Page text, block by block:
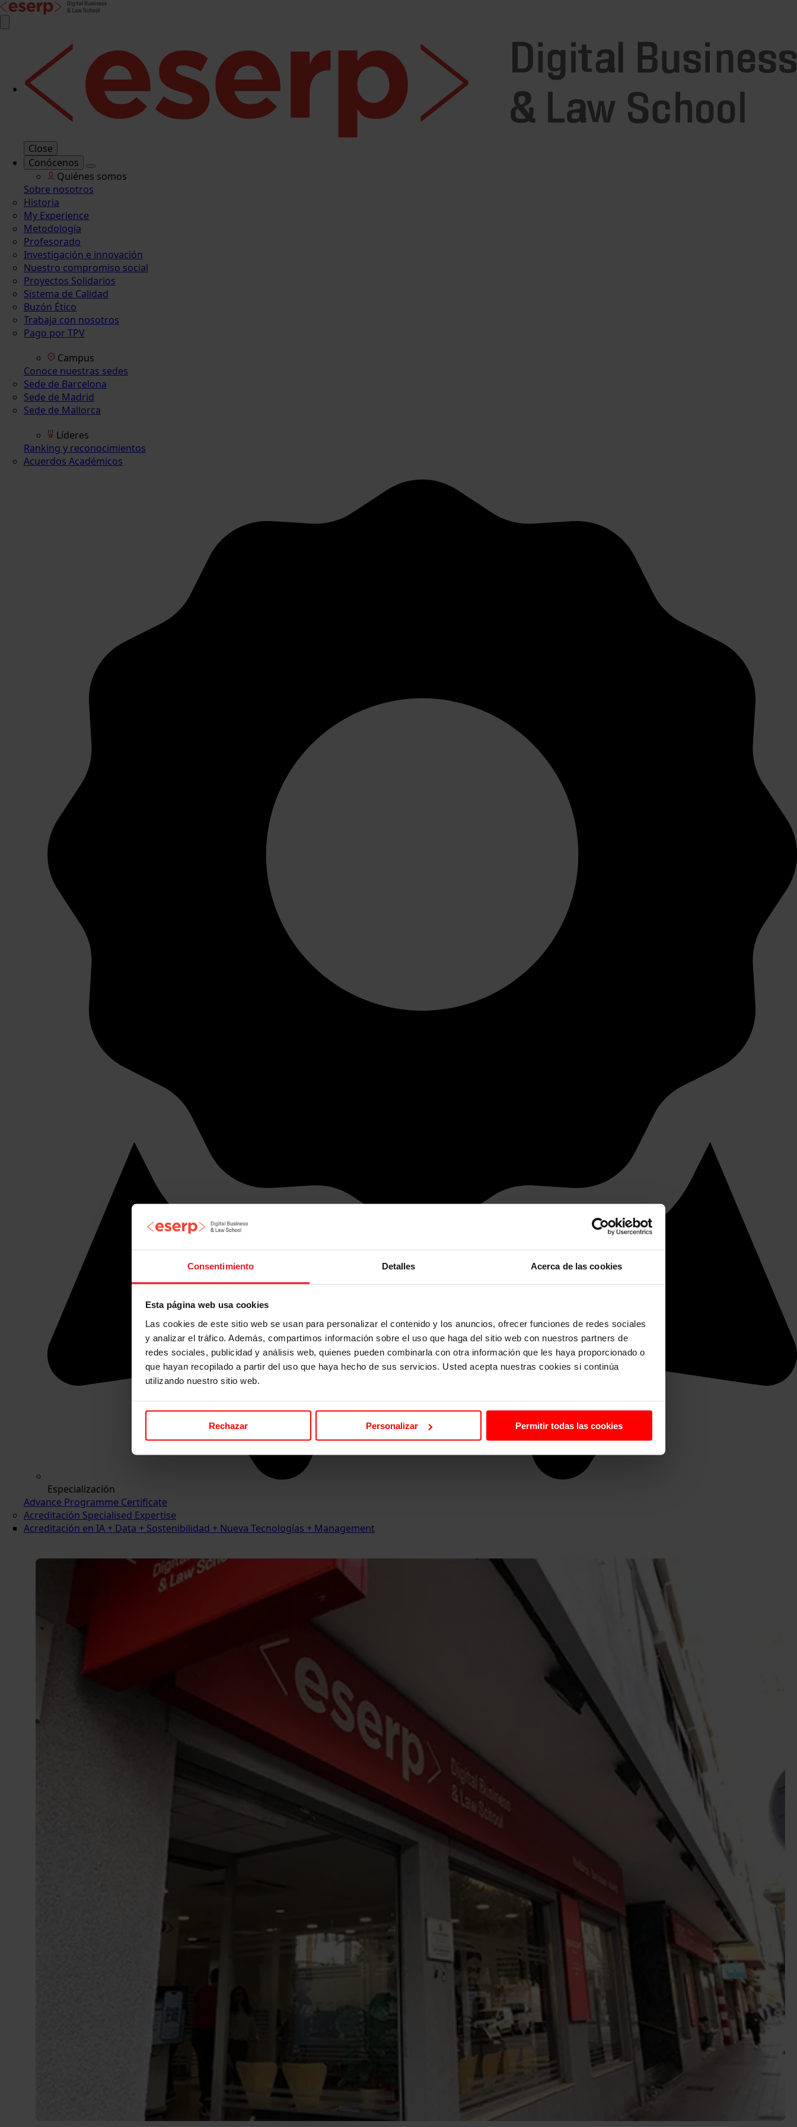
Consentimiento Detalles Acerca de las cookies
Esta página web usa cookies
Las cookies de este sitio web se usan para personalizar el contenido y los anuncios, ofrecer funciones de redes sociales
y analizar el tráfico. Además, compartimos información sobre el uso que haga del sitio web con nuestros partners de
redes sociales, publicidad y análisis web, quienes pueden combinarla con otra información que les haya proporcionado o
que hayan recopilado a partir del uso que haya hecho de sus servicios. Usted acepta nuestras cookies si continúa
utilizando nuestro sitio web.
Rechazar Personalizar Permitir todas las cookies
Close
Conócenos
Quiénes somos
Sobre nosotros
Historia
My Experience
Metodología
Profesorado
Investigación e innovación
Nuestro compromiso social
Proyectos Solidarios
Sistema de Calidad
Buzón Ético
Trabaja con nosotros
Pago por TPV
Campus
Conoce nuestras sedes
Sede de Barcelona
Sede de Madrid
Sede de Mallorca
Líderes
Ranking y reconocimientos
Acuerdos Académicos
Especialización
Advance Programme Certificate
Acreditación Specialised Expertise
Acreditación en IA + Data + Sostenibilidad + Nueva Tecnologías + Management